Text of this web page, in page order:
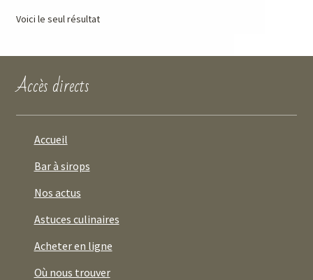
Voici le seul résultat
Accès directs
Accueil
Bar à sirops
Nos actus
Astuces culinaires
Acheter en ligne
Où nous trouver